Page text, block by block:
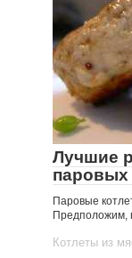
Лучшие
паровых
Паровые
Предположим,
Котлеты из